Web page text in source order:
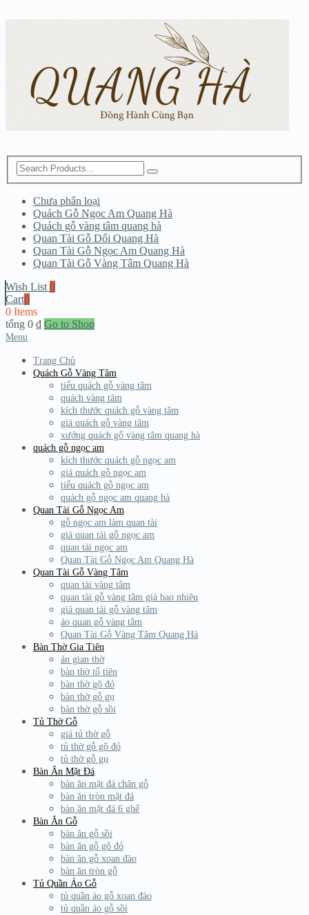
Chưa phân loại
Quách Gỗ Ngọc Am Quang Hà
Quách gỗ vàng tâm quang hà
Quan Tài Gỗ Dổi Quang Hà
Quan Tài Gỗ Ngọc Am Quang Hà
Quan Tài Gỗ Vàng Tâm Quang Hà
Wish List 0
Cart0
0 Items
tổng 0 ₫ Go to Shop
Menu
Trang Chủ
Quách Gỗ Vàng Tâm
tiểu quách gỗ vàng tâm
quách vàng tâm
kích thước quách gỗ vàng tâm
giá quách gỗ vàng tâm
xưởng quách gỗ vàng tâm quang hà
quách gỗ ngọc am
kích thước quách gỗ ngọc am
giá quách gỗ ngọc am
tiểu quách gỗ ngọc am
quách gỗ ngọc am quang hà
Quan Tài Gỗ Ngọc Am
gỗ ngọc am làm quan tài
giá quan tài gỗ ngọc am
quan tài ngọc am
Quan Tài Gỗ Ngọc Am Quang Hà
Quan Tài Gỗ Vàng Tâm
quan tài vàng tâm
quan tài gỗ vàng tâm giá bao nhiêu
giá quan tài gỗ vàng tâm
áo quan gỗ vàng tâm
Quan Tài Gỗ Vàng Tâm Quang Hà
Bàn Thờ Gia Tiên
án gian thờ
bàn thờ tổ tiên
bàn thờ gõ đỏ
bàn thờ gỗ gụ
bàn thờ gỗ sồi
Tủ Thờ Gỗ
giá tủ thờ gỗ
tủ thờ gỗ gõ đỏ
tủ thờ gỗ gụ
Bàn Ăn Mặt Đá
bàn ăn mặt đá chân gỗ
bàn ăn tròn mặt đá
bàn ăn mặt đá 6 ghế
Bàn Ăn Gỗ
bàn ăn gỗ sồi
bàn ăn gỗ gõ đỏ
bàn ăn gỗ xoan đào
bàn ăn tròn gỗ
Tủ Quần Áo Gỗ
tủ quần áo gỗ xoan đào
tủ quần áo gỗ sồi